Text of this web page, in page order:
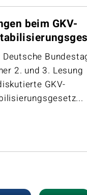
beim GKV-
Deutsche
2. und 3. Lesung
GKV-